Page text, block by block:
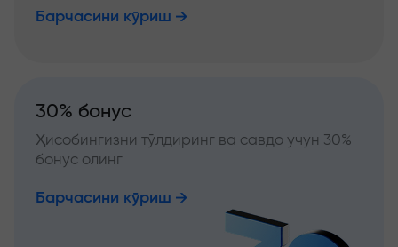
Барчасини кўриш
30% бонус
Ҳисобингизни тўлдиринг ва савдо учун 30%
бонус олинг
Барчасини кўриш